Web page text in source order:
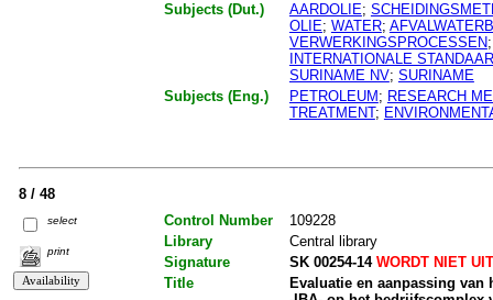
Subjects (Dut.)
AARDOLIE;
OLIE; WATER;
VERWERKINGSPROCESSEN
INTERNATIONALE
SURINAME NV; SURINAME
Subjects (Eng.)
PETROLEUM ; RESEARCH
TREATMENT;
8 / 48
select
print
Control Number
109228
Library
Central library
Signature
SK 00254-14WORDT NIET
Title
Evaluatie en aanpassing